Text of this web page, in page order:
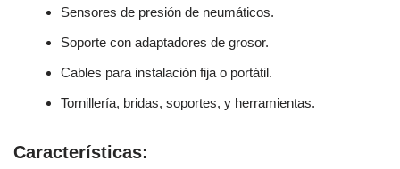
Sensores de presión de neumáticos.
Soporte con adaptadores de grosor.
Cables para instalación fija o portátil.
Tornillería, bridas, soportes, y herramientas.
Características: